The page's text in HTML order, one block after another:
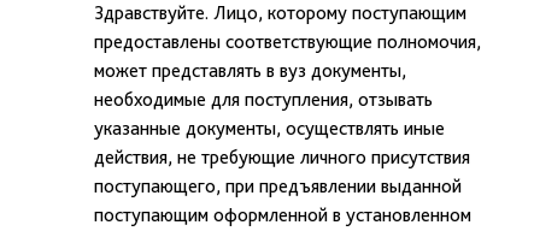
Здравствуйте. Лицо, которому поступающим
предоставлены соответствующие полномочия,
может представлять в вуз документы,
необходимые для поступления, отзывать
указанные документы, осуществлять иные
действия, не требующие личного присутствия
поступающего, при предъявлении выданной
поступающим оформленной в установленном